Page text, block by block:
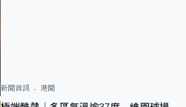
新聞資訊 港聞